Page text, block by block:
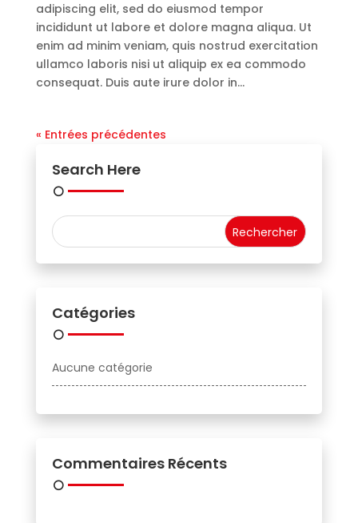
adipiscing elit, sed do eiusmod tempor
incididunt ut labore et dolore magna aliqua. Ut
enim ad minim veniam, quis nostrud exercitation
ullamco laboris nisi ut aliquip ex ea commodo
consequat. Duis aute irure dolor in...
« Entrées précédentes
Search Here
Catégories
Aucune catégorie
Commentaires Récents